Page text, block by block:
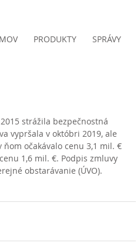
PRODUKTY SPRÁVY
strážila bezpečnostná
vypršala v októbri 2019, ale
očakávalo cenu 3,1 mil. €
1,6 mil. €. Podpis zmluvy
obstarávanie (ÚVO).